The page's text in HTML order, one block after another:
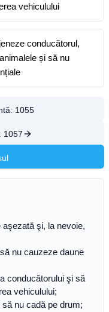
vehiculului
conducătorul,
și să nu
1055
1057
şi, la nevoie,
nu cauzeze daune
conducătorului şi să
vehiculului;
nu cadă pe drum;